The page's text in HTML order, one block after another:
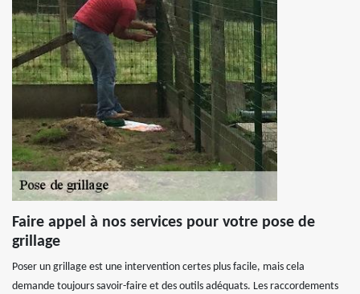
Faire appel à nos services pour votre pose de
grillage
Poser un grillage est une intervention certes plus facile, mais cela
demande toujours savoir-faire et des outils adéquats. Les raccordements